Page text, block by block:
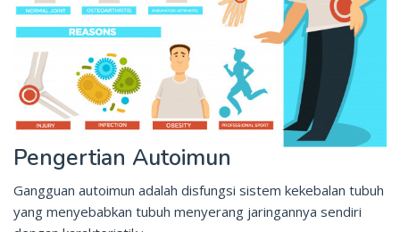
Pengertian Autoimun
Gangguan autoimun adalah disfungsi sistem kekebalan tubuh
yang menyebabkan tubuh menyerang jaringannya sendiri